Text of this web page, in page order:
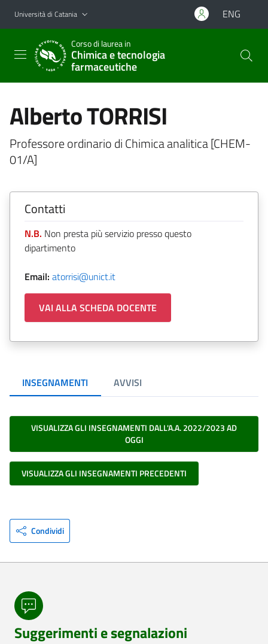
Vai al contenuto principale
Vai al menu di navigazione
Università di Catania ENG
Corso di laurea in
Chimica e tecnologia
farmaceutiche
Alberto TORRISI
Professore ordinario di Chimica analitica [CHEM-
01/A]
Contatti
N.B. Non presta più servizio presso questo
dipartimento
Email: atorrisi@unict.it
VAI ALLA SCHEDA DOCENTE
INSEGNAMENTI AVVISI
VISUALIZZA GLI INSEGNAMENTI DALL'A.A. 2022/2023 AD
OGGI
VISUALIZZA GLI INSEGNAMENTI PRECEDENTI
Condividi
Suggerimenti e segnalazioni